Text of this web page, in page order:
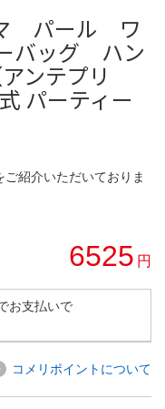
マ パール ワ
バッグ ハン
ンテプリ
パーティー
紹介いただいておりま
6525 円
お支払いで
コメリポイントについて